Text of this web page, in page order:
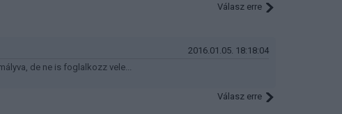
Válasz erre
2016.01.05. 18:18:04
de ne is foglalkozz vele...
Válasz erre